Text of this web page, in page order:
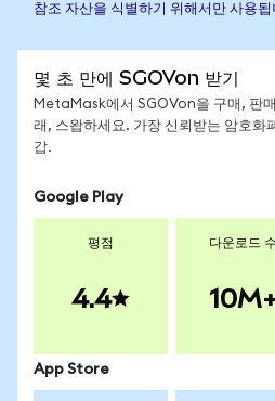
참조 자산을 식별하기 위해서만 사용됩
몇 초 만에 SGOVon 받기
MetaMask에서 SGOVon을 구매, 판
래, 스왑하세요. 가장 신뢰받는 암호화
갑.
Google Play
평점
4.4
다운로드 수
App Store